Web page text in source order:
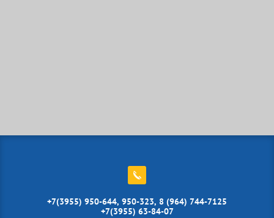
+7(3955) 950-644, 950-323, 8 (964) 744-7125
+7(3955) 63-84-07